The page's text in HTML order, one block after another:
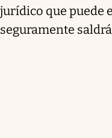
jurídico que puede
seguramente